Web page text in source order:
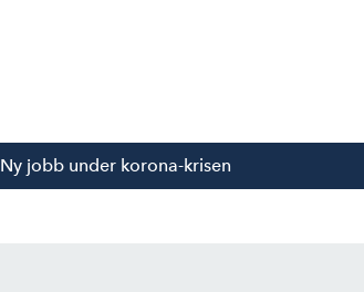
Ny jobb under korona-krisen